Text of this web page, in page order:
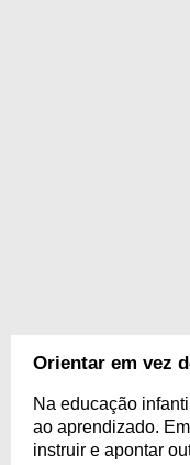
Orientar em vez
Na educação
ao aprendizado.
instruir e apontar